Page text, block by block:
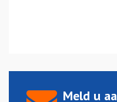
Meld u